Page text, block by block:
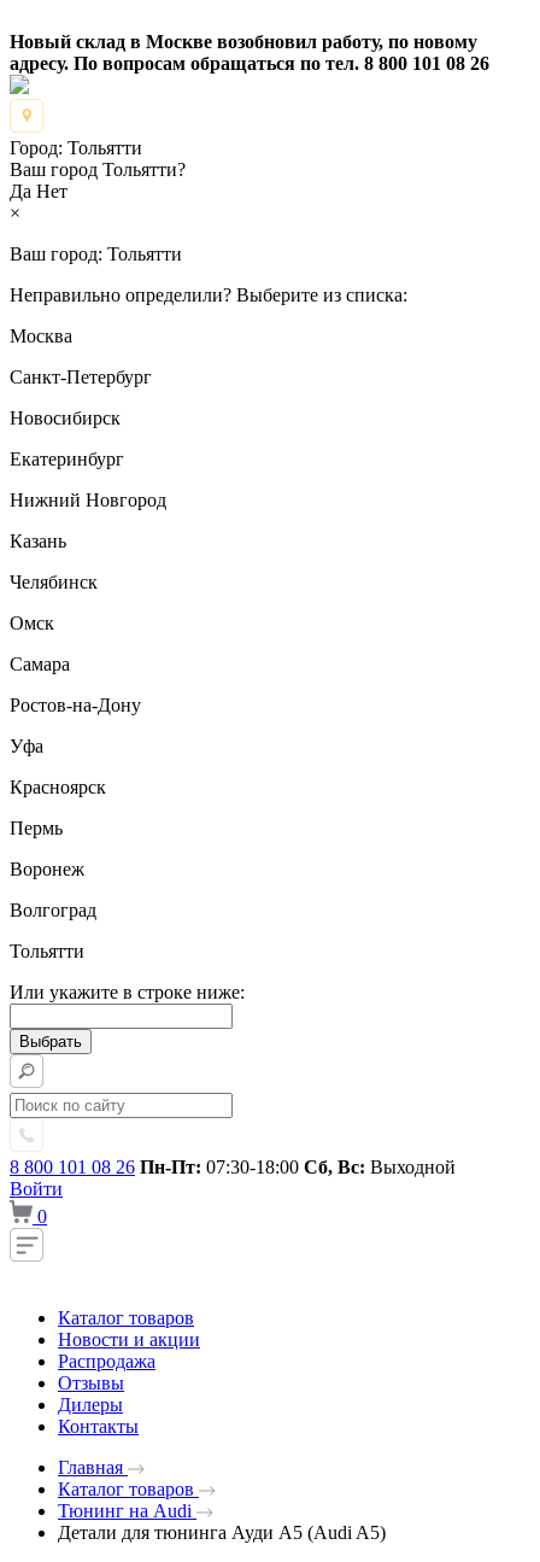
Новый склад в Москве возобновил работу, по новому
адресу. По вопросам обращаться по тел. 8 800 101 08 26
Город: Тольятти
Ваш город Тольятти?
Да Нет
×
Ваш город: Тольятти
Неправильно определили? Выберите из списка:
Москва
Санкт-Петербург
Новосибирск
Екатеринбург
Нижний Новгород
Казань
Челябинск
Омск
Самара
Ростов-на-Дону
Уфа
Красноярск
Пермь
Воронеж
Волгоград
Тольятти
Или укажите в строке ниже:
8 800 101 08 26 Пн-Пт: 07:30-18:00 Сб, Вс: Выходной
Войти
0
Каталог товаров
Новости и акции
Распродажа
Отзывы
Дилеры
Контакты
Главная
Каталог товаров
Тюнинг на Audi
Детали для тюнинга Ауди A5 (Audi A5)